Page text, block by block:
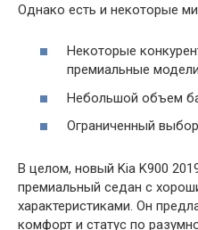
Однако есть и некоторые
Некоторые
премиальные модели
Небольшой объем
Ограниченный
В целом, новый Kia K900
премиальный седан с
характеристиками. Он
комфорт и статус по